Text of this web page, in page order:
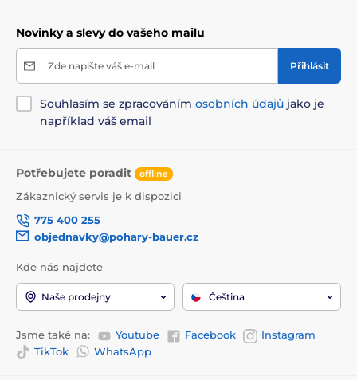
Novinky a slevy do vašeho mailu
Zde napište váš e-mail Přihlásit
Souhlasím se zpracováním osobních údajů jako je
například váš email
Potřebujete poradit offline
Zákaznický servis je k dispozici
775 400 255
objednavky@pohary-bauer.cz
Kde nás najdete
Naše prodejny Čeština
Jsme také na: Youtube Facebook
Instagram
TikTok
WhatsApp